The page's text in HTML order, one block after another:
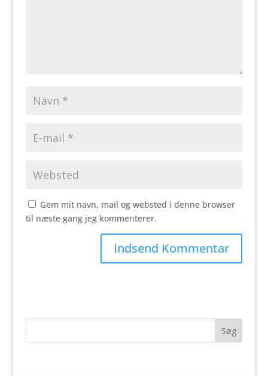
Gem mit navn, mail og websted i denne browser
til næste gang jeg kommenterer.